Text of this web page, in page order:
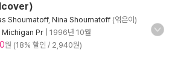
Shoumatoff, Nina Shoumatoff (엮은이)
Michigan Pr
1996년 10월
원 (18% 할인 / 2,940원)